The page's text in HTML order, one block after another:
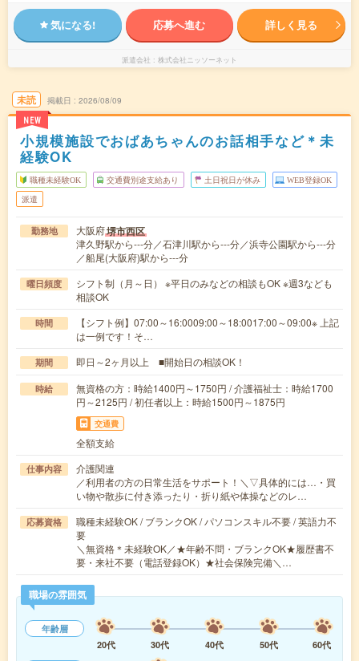
気になる! 応募へ進む 詳しく見る
派遣会社 株式会社ニッソーネット
未読
NEW
掲載日 2026/08/09
小規模施設でおばあちゃんのお話相手など＊未
経験OK
職種未経験OK 交通費別途支給あり 土日祝日が休み WEB登録OK
派遣
勤務地 大阪府堺市西区
津久野駅から---分／石津川駅から---分／浜寺公園駅から---分
／船尾(大阪府)駅から---分
曜日頻度
シフト制（月～日） ※平日のみなどの相談もOK ※週3なども
相談OK
時間
【シフト例】07:00～16:0009:00～18:0017:00～09:00※ 上記
は一例です！そ…
期間 即日～2ヶ月以上 ■開始日の相談OK！
時給
無資格の方：時給1400円～1750円 / 介護福祉士：時給1700
円～2125円 / 初任者以上：時給1500円～1875円
交通費
全額支給
仕事内容
介護関連
／利用者の方の日常生活をサポート！＼▽具体的には…・買
い物や散歩に付き添ったり・折り紙や体操などのレ…
応募資格
職種未経験OK / ブランクOK / パソコンスキル不要 / 英語力不
要
＼無資格＊未経験OK／★年齢不問・ブランクOK★履歴書不
要・来社不要（電話登録OK）★社会保険完備＼…
職場の雰囲気
年齢層
20代
30代 40代 50代
60代